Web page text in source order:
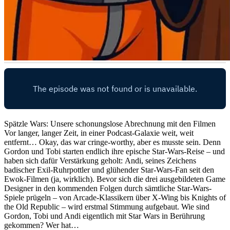
Spätzle Wars: Unsere schonungslose Abrechnung mit den Filmen
Vor langer, langer Zeit, in einer Podcast-Galaxie weit, weit
entfernt… Okay, das war cringe-worthy, aber es musste sein. Denn
Gordon und Tobi starten endlich ihre epische Star-Wars-Reise – und
haben sich dafür Verstärkung geholt: Andi, seines Zeichens
badischer Exil-Ruhrpottler und glühender Star-Wars-Fan seit den
Ewok-Filmen (ja, wirklich). Bevor sich die drei ausgebildeten Game
Designer in den kommenden Folgen durch sämtliche Star-Wars-
Spiele prügeln – von Arcade-Klassikern über X-Wing bis Knights of
the Old Republic – wird erstmal Stimmung aufgebaut. Wie sind
Gordon, Tobi und Andi eigentlich mit Star Wars in Berührung
gekommen? Wer hat…